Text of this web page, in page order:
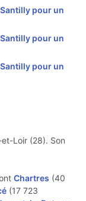
pour un
pour un
pour un
Loir (28). Son
Chartres (40
(17 723